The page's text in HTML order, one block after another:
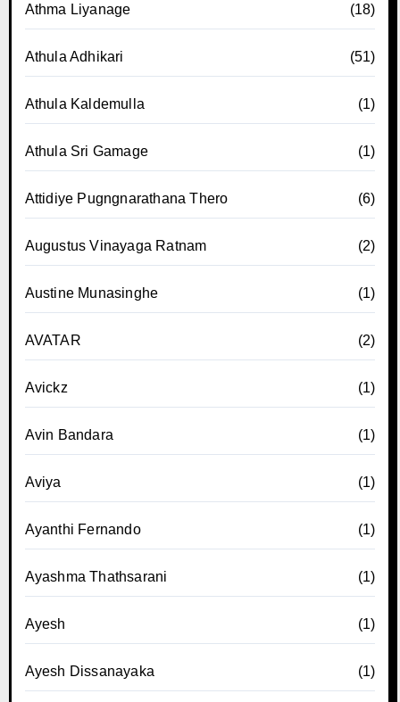
Athma Liyanage (18)
Athula Adhikari (51)
Athula Kaldemulla (1)
Athula Sri Gamage (1)
Attidiye Pugngnarathana Thero (6)
Augustus Vinayaga Ratnam (2)
Austine Munasinghe (1)
AVATAR (2)
Avickz (1)
Avin Bandara (1)
Aviya (1)
Ayanthi Fernando (1)
Ayashma Thathsarani (1)
Ayesh (1)
Ayesh Dissanayaka (1)